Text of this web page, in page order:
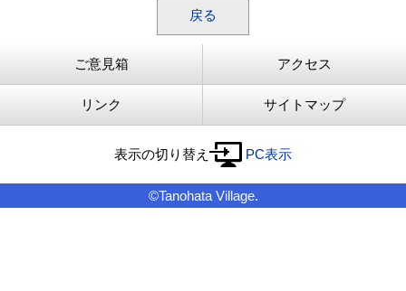
戻る
ご意見箱 アクセス
リンク サイトマップ
表示の切り替え PC表示
©Tanohata Village.